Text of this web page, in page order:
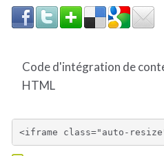
Code d'intégration de
HTML